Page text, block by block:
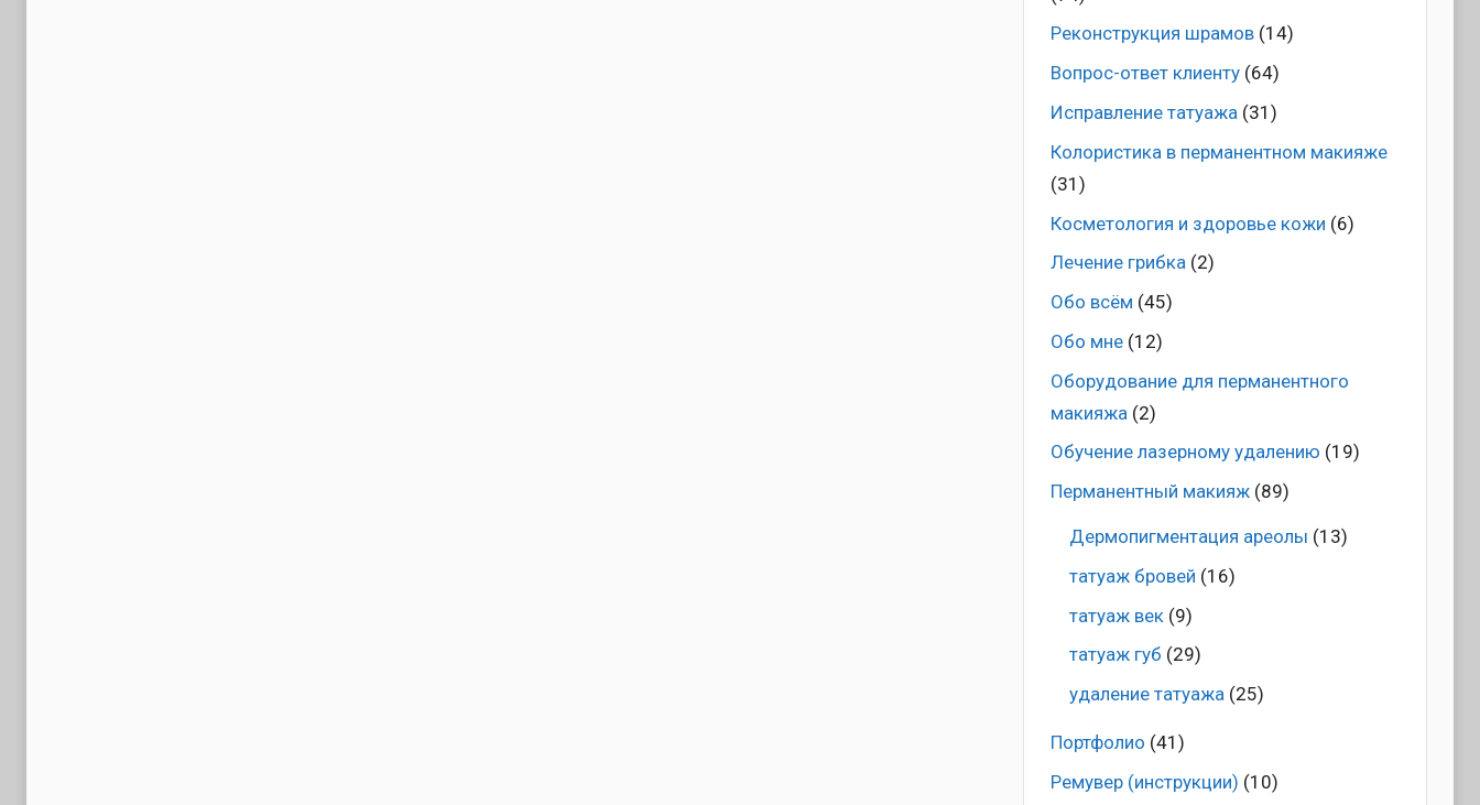
Pеконструкция шрамов(14)
Вопрос-ответ клиенту(64)
Исправление татуажа (31)
Колористика в перманентном макияже
(31)
Косметология и здоровье кожи (6)
Лечение грибка(2)
Обо всём (45)
Обо мне(12)
Оборудование для перманентного
макияжа (2)
Обучение лазерному удалению (19)
Перманентный макияж(89)
Дермопигментация ареолы (13)
татуаж бровей (16)
татуаж век(9)
татуаж губ (29)
удаление татуажа(25)
Портфолио (41)
Ремувер (инструкции) (10)